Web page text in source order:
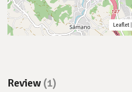
Leaflet
Review (1)